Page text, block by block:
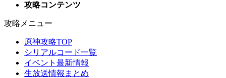
攻略コンテンツ
攻略メニュー
原神攻略TOP
シリアルコード一覧
イベント最新情報
生放送情報まとめ